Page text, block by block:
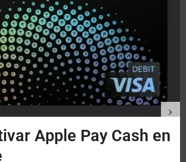
Apple Pay Cash en